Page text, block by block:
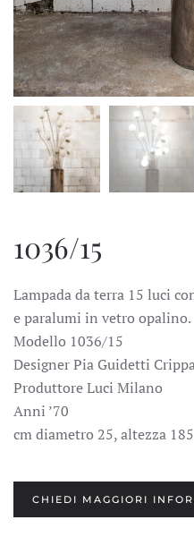
1036/15
Lampada da terra 15 luci
e paralumi in vetro opalino.
Modello 1036/15
Designer Pia Guidetti
Produttore Luci Milano
Anni ’70
cm diametro 25, altezza 185
CHIEDI MAGGIORI